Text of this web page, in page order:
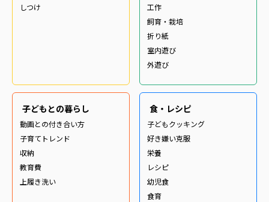
しつけ
工作
飼育・栽培
折り紙
室内遊び
外遊び
子どもとの暮らし
動画との付き合い方
子育てトレンド
収納
教育費
上履き洗い
食・レシピ
子どもクッキング
好き嫌い克服
栄養
レシピ
幼児食
食育